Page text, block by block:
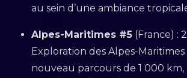
au sein d’une ambiance
Alpes-Maritimes #5 (France) :
Exploration des Alpes-
nouveau parcours de 1 000